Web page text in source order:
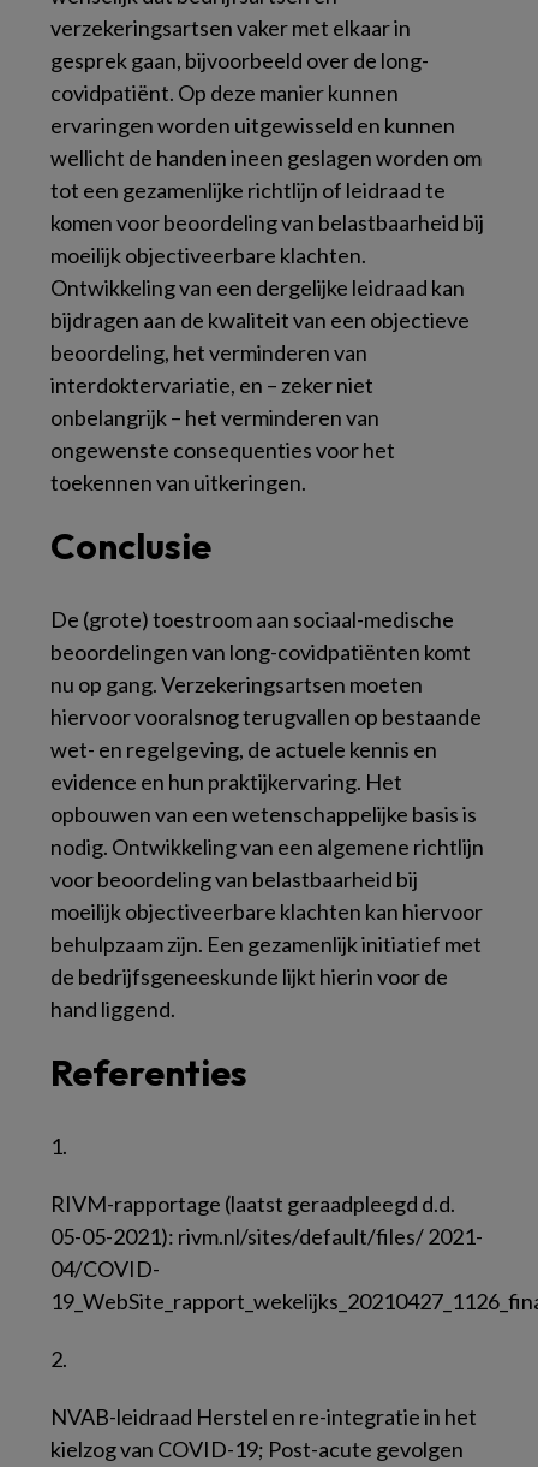
verzekeringsartsen vaker met elkaar in
gesprek gaan, bijvoorbeeld over de long-
covidpatiënt. Op deze manier kunnen
ervaringen worden uitgewisseld en kunnen
wellicht de handen ineen geslagen worden om
tot een gezamenlijke richtlijn of leidraad te
komen voor beoordeling van belastbaarheid bij
moeilijk objectiveerbare klachten.
Ontwikkeling van een dergelijke leidraad kan
bijdragen aan de kwaliteit van een objectieve
beoordeling, het verminderen van
interdoktervariatie, en – zeker niet
onbelangrijk – het verminderen van
ongewenste consequenties voor het
toekennen van uitkeringen.
Conclusie
De (grote) toestroom aan sociaal-medische
beoordelingen van long-covidpatiënten komt
nu op gang. Verzekeringsartsen moeten
hiervoor vooralsnog terugvallen op bestaande
wet- en regelgeving, de actuele kennis en
evidence en hun praktijkervaring. Het
opbouwen van een wetenschappelijke basis is
nodig. Ontwikkeling van een algemene richtlijn
voor beoordeling van belastbaarheid bij
moeilijk objectiveerbare klachten kan hiervoor
behulpzaam zijn. Een gezamenlijk initiatief met
de bedrijfsgeneeskunde lijkt hierin voor de
hand liggend.
Referenties
1.
RIVM-rapportage (laatst geraadpleegd d.d.
05-05-2021): rivm.nl/sites/default/files/ 2021-
04/COVID-
2.
NVAB-leidraad Herstel en re-integratie in het
kielzog van COVID-19; Post-acute gevolgen